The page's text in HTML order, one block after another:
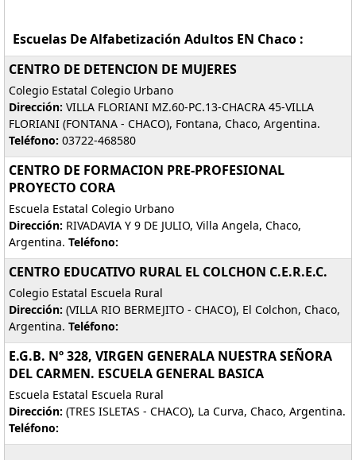
Escuelas De Alfabetización Adultos EN Chaco :
CENTRO DE DETENCION DE MUJERES
Colegio Estatal Colegio Urbano
Dirección: VILLA FLORIANI MZ.60-PC.13-CHACRA 45-VILLA
FLORIANI (FONTANA - CHACO), Fontana, Chaco, Argentina.
Teléfono: 03722-468580
CENTRO DE FORMACION PRE-PROFESIONAL
PROYECTO CORA
Escuela Estatal Colegio Urbano
Dirección: RIVADAVIA Y 9 DE JULIO, Villa Angela, Chaco,
Argentina. Teléfono:
CENTRO EDUCATIVO RURAL EL COLCHON C.E.R.E.C.
Colegio Estatal Escuela Rural
Dirección: (VILLA RIO BERMEJITO - CHACO), El Colchon, Chaco,
Argentina. Teléfono:
E.G.B. Nº 328, VIRGEN GENERALA NUESTRA SEÑORA
DEL CARMEN. ESCUELA GENERAL BASICA
Escuela Estatal Escuela Rural
Dirección: (TRES ISLETAS - CHACO), La Curva, Chaco, Argentina.
Teléfono: